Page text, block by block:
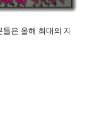
은 올해 최대의 지